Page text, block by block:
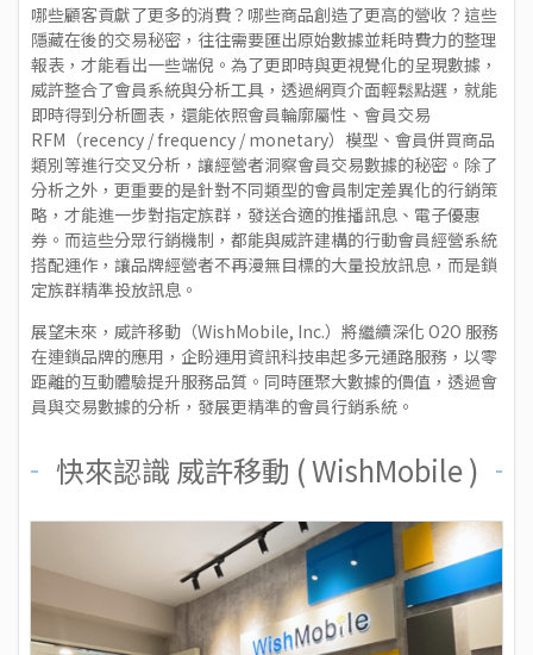
哪些顧客貢獻了更多的消費？哪些商品創造了更高的營收？這些
隱藏在後的交易秘密，往往需要匯出原始數據並耗時費力的整理
報表，才能看出一些端倪。為了更即時與更視覺化的呈現數據，
威許整合了會員系統與分析工具，透過網頁介面輕鬆點選，就能
即時得到分析圖表，還能依照會員輪廓屬性、會員交易
RFM（recency / frequency / monetary）模型、會員併買商品
類別等進行交叉分析，讓經營者洞察會員交易數據的秘密。除了
分析之外，更重要的是針對不同類型的會員制定差異化的行銷策
略，才能進一步對指定族群，發送合適的推播訊息、電子優惠
券。而這些分眾行銷機制，都能與威許建構的行動會員經營系統
搭配運作，讓品牌經營者不再漫無目標的大量投放訊息，而是鎖
定族群精準投放訊息。
展望未來，威許移動（WishMobile, Inc.）將繼續深化 O2O 服務
在連鎖品牌的應用，企盼運用資訊科技串起多元通路服務，以零
距離的互動體驗提升服務品質。同時匯聚大數據的價值，透過會
員與交易數據的分析，發展更精準的會員行銷系統。
快來認識 威許移動 ( WishMobile )